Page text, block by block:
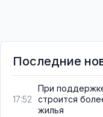
Последние
17:52
При
строится
жилья